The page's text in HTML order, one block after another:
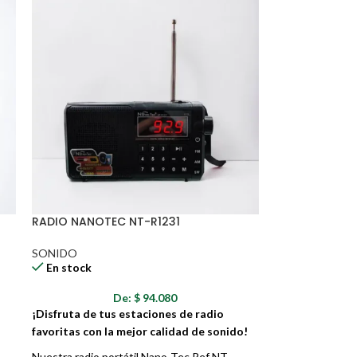
RADIO NANOTEC NT-R1231
SONIDO
En stock
De:$ 94.080
¡Disfruta de tus estaciones de radio
favoritas con la mejor calidad de sonido!